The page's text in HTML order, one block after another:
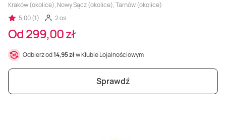
Kraków (okolice), Nowy Sącz (okolice), Tarnów (okolice)
5,00 (1)
2 os.
Od 299,00 zł
Odbierz od14,95 złw Klubie Lojalnościowym
Sprawdź